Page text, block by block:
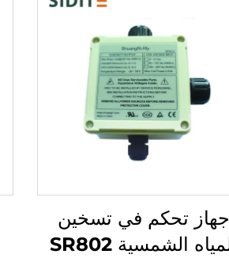
جهاز تحكم في تسخين
المياه الشمسية SR802